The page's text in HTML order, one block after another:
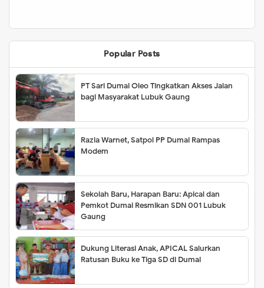
Popular Posts
PT Sari Dumai Oleo Tingkatkan Akses Jalan
bagi Masyarakat Lubuk Gaung
Razia Warnet, Satpol PP Dumai Rampas
Modem
Sekolah Baru, Harapan Baru: Apical dan
Pemkot Dumai Resmikan SDN 001 Lubuk
Gaung
Dukung Literasi Anak, APICAL Salurkan
Ratusan Buku ke Tiga SD di Dumai